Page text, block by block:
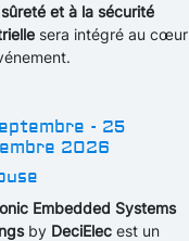
et à la sécurité
sera intégré au cœur
- 25
2026
Embedded Systems
by DeciElec est un